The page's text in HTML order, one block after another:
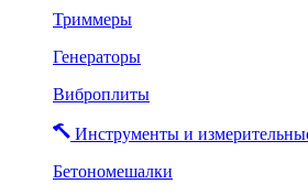
Триммеры
Генераторы
Виброплиты
Инструменты и
Бетономешалки